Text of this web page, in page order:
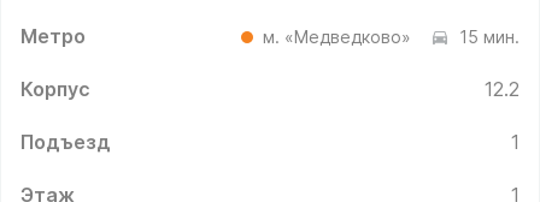
Метро м. «Медведково» 15 мин.
Корпус 12.2
Подъезд 1
Этаж 1